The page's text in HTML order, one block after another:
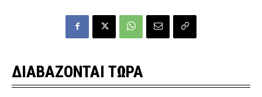
ΔΙΑΒΑΖΟΝΤΑΙ ΤΩΡΑ